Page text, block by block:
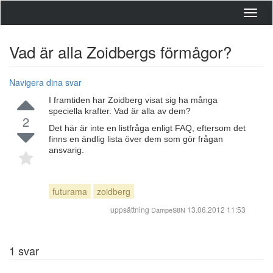
Vad är alla Zoidbergs förmågor?
Navigera dina svar
2
I framtiden har Zoidberg visat sig ha många
speciella krafter. Vad är alla av dem?
Det här är inte en listfråga enligt FAQ, eftersom det
finns en ändlig lista över dem som gör frågan
ansvarig.
futurama zoidberg
uppsättning DampeS8N 13.06.2012 11:53
1 svar